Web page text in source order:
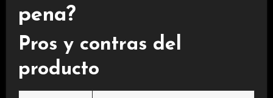
pena?
Pros y contras del
producto